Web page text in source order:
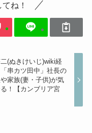
ね！
(ぬきけいじ)wiki経
串カツ田中」社長の
家族(妻・子供)が気
！【カンブリア宮